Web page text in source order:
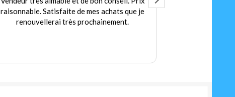
raisonnable. Satisfaite de mes achats que je
renouvellerai très prochainement.